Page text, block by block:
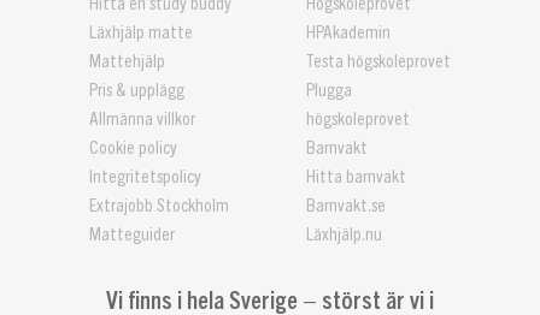
Hitta en study buddy
Läxhjälp matte
Mattehjälp
Pris & upplägg
Allmänna villkor
Cookie policy
Integritetspolicy
Extrajobb Stockholm
Matteguider
Högskoleprovet
HPAkademin
Testa högskoleprovet
Plugga
högskoleprovet
Barnvakt
Hitta barnvakt
Barnvakt.se
Läxhjälp.nu
Vi finns i hela Sverige – störst är vi i